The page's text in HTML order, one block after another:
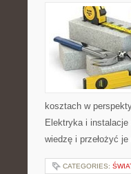
kosztach w
Elektryka i
wiedzę i przełożyć
CATEGORIES: